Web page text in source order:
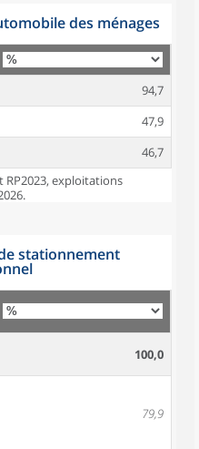
des ménages
94,7
47,9
46,7
RP2023, exploitations
stationnement
100,0
79,9